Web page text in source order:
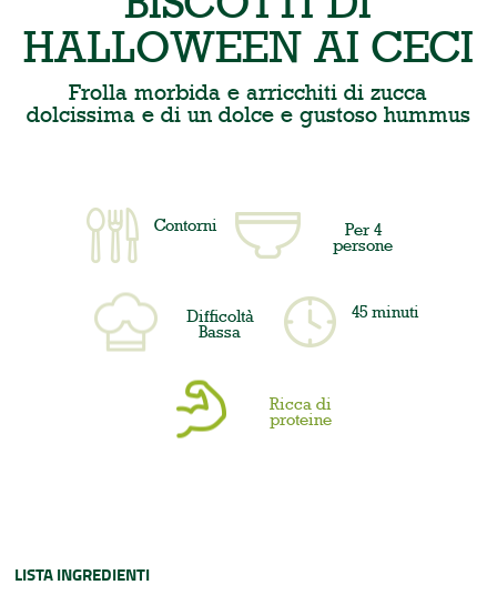
HALLOWEEN AI CECI
Frolla morbida e arricchiti di zucca
dolcissima e di un dolce e gustoso hummus
Contorni Per 4
persone
Difficoltà
Bassa
45 minuti
Ricca di
proteine
LISTA INGREDIENTI